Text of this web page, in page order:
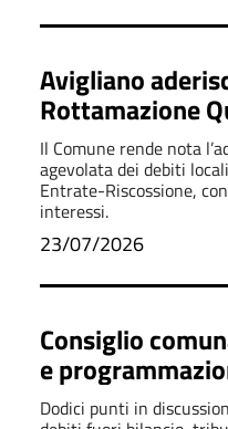
Avigliano
Rottamazione
Il Comune rende nota
agevolata dei debiti
Entrate-Riscossione,
interessi.
23/07/2026
Consiglio
e
giorno
Dodici punti in